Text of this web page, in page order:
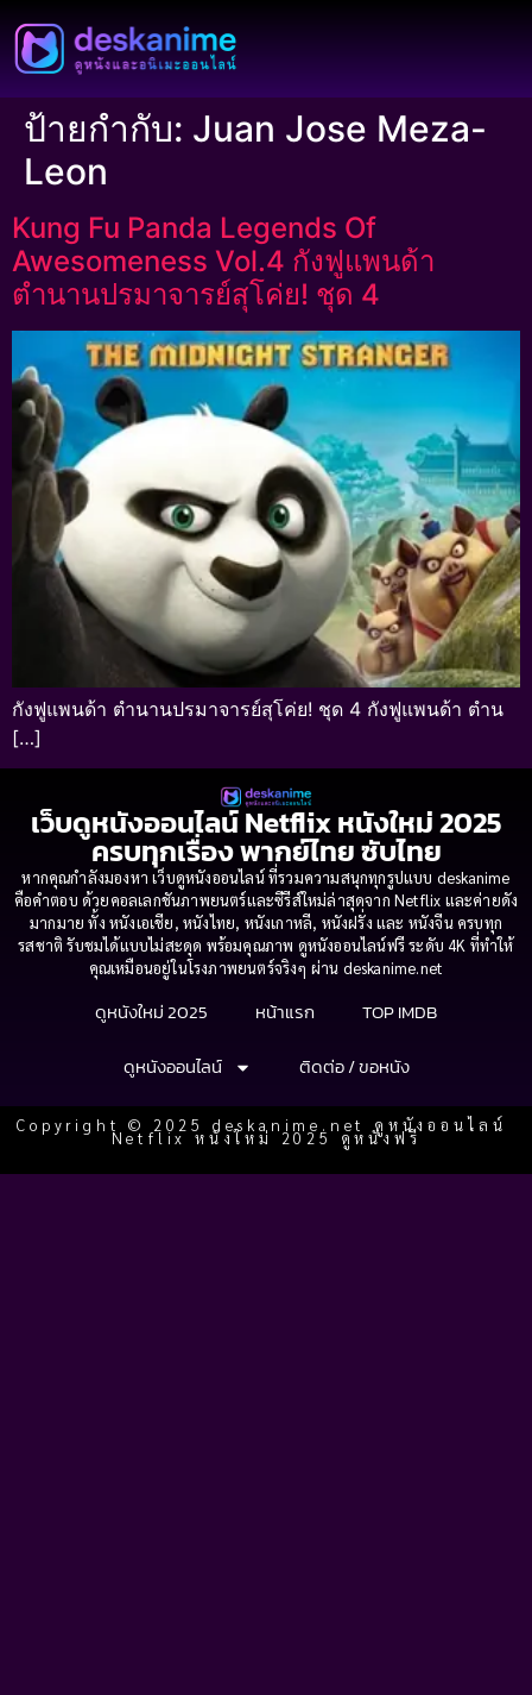
ป้ายกำกับ: Juan Jose Meza-
Leon
Kung Fu Panda Legends Of
Awesomeness Vol.4 กังฟูแพนด้า
ตำนานปรมาจารย์สุโค่ย! ชุด 4
กังฟูแพนด้า ตำนานปรมาจารย์สุโค่ย! ชุด 4 กังฟูแพนด้า ตำน
[…]
เว็บดูหนังออนไลน์ Netflix หนังใหม่ 2025
ครบทุกเรื่อง พากย์ไทย ซับไทย
หากคุณกำลังมองหา เว็บดูหนังออนไลน์ ที่รวมความสนุกทุกรูปแบบ deskanime
คือคำตอบ ด้วยคอลเลกชันภาพยนตร์และซีรีส์ใหม่ล่าสุดจาก Netflix และค่ายดัง
มากมาย ทั้ง หนังเอเชีย, หนังไทย, หนังเกาหลี, หนังฝรั่ง และ หนังจีน ครบทุก
รสชาติ รับชมได้แบบไม่สะดุด พร้อมคุณภาพ ดูหนังออนไลน์ฟรี ระดับ 4K ที่ทำให้
คุณเหมือนอยู่ในโรงภาพยนตร์จริงๆ ผ่าน deskanime.net
ดูหนังใหม่ 2025 หน้าแรก
TOP IMDB
ดูหนังออนไลน์
ติดต่อ / ขอหนัง
Copyright © 2025 deskanime.net ดูหนังออนไลน์
Netflix หนังใหม่ 2025 ดูหนังฟรี